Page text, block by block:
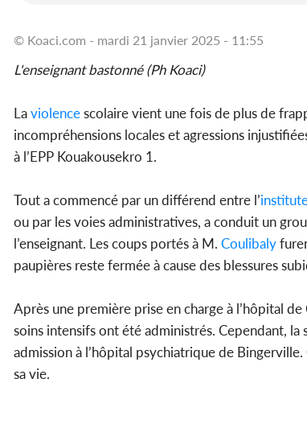
© Koaci.com - mardi 21 janvier 2025 - 11:55
L'enseignant bastonné (Ph Koaci)
Laviolencescolaire vient une fois de plus de
incompréhensions locales et agressions
à l’EPP Kouakousekro 1.
Tout a commencé par un différend entre l’
ou par les voies administratives, a conduit un
l’enseignant. Les coups portés à M. Coulibaly
paupières reste fermée à cause des blessures
Après une première prise en charge à l’hôpital
soins intensifs ont été administrés. Cependant,
admission à l’hôpital psychiatrique de
sa vie.